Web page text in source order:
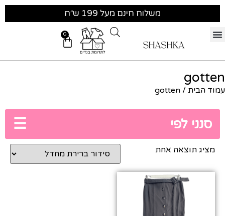
משלוח חינם מעל 199 ש״ח
0
gotten
עמוד הבית / gotten
סנני לפי ☰
מציג תוצאה אחת